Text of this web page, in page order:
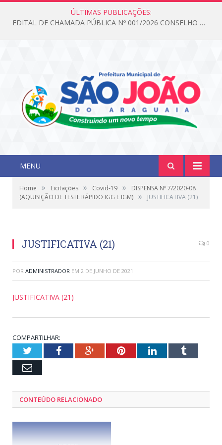
ÚLTIMAS PUBLICAÇÕES:
EDITAL DE CHAMADA PÚBLICA Nº 001/2026 CONSELHO DOS DIREITOS DA CRIANÇA E DO ADOLESCENTE
MENU
Home » Licitações » Covid-19 »
DISPENSA Nº 7/2020-08
(AQUISIÇÃO DE TESTE RÁPIDO IGG E IGM) » JUSTIFICATIVA (21)
JUSTIFICATIVA (21) 0
POR ADMINISTRADOR EM 2 DE JUNHO DE 2021
JUSTIFICATIVA (21)
COMPARTILHAR:
TwitterFacebookGoogle+PinterestLinkedInTumblr
Email
CONTEÚDO RELACIONADO